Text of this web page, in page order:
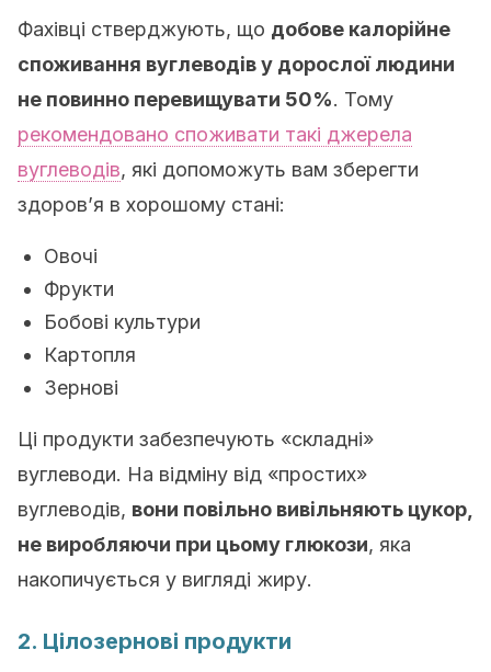
Фахівці стверджують, що добове калорійне
споживання вуглеводів у дорослої людини
не повинно перевищувати 50%. Тому
рекомендовано споживати такі джерела
вуглеводів, які допоможуть вам зберегти
здоров’я в хорошому стані:
Овочі
Фрукти
Бобові культури
Картопля
Зернові
Ці продукти забезпечують «складні»
вуглеводи. На відміну від «простих»
вуглеводів, вони повільно вивільняють цукор,
не виробляючи при цьому глюкози, яка
накопичується у вигляді жиру.
2. Цілозернові продукти